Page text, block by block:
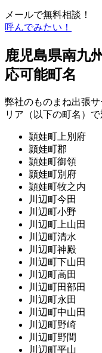
メールで無料相談！
呼んでみたい！
鹿児島県南九
応可能町名
弊社のものまね出張
リア（以下の町名）で
頴娃町上別府
頴娃町郡
頴娃町御領
頴娃町別府
頴娃町牧之内
川辺町今田
川辺町小野
川辺町上山田
川辺町清水
川辺町神殿
川辺町下山田
川辺町高田
川辺町田部田
川辺町永田
川辺町中山田
川辺町野崎
川辺町野間
川辺町平山